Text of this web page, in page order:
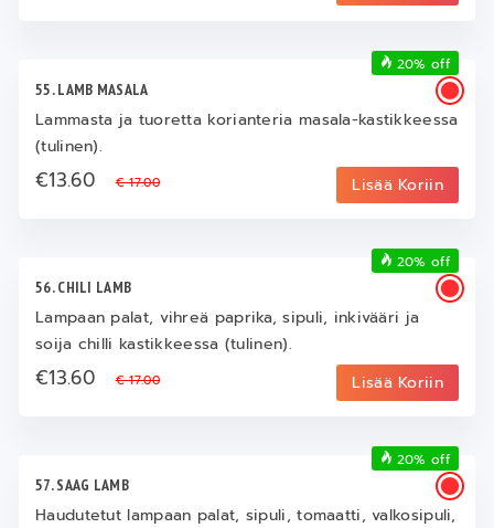
55. LAMB MASALA
Lammasta ja tuoretta korianteria masala-kastikkeessa
(tulinen).
€13.60€ 17.00 Lisää Koriin
20% off
56. CHILI LAMB
Lampaan palat, vihreä paprika, sipuli, inkivääri ja
soija chilli kastikkeessa (tulinen).
€13.60€ 17.00 Lisää Koriin
20% off
57. SAAG LAMB
Haudutetut lampaan palat, sipuli, tomaatti, valkosipuli,
20% off